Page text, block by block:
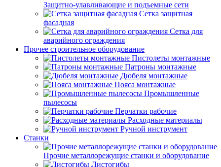
Защитно-улавливающие и подъемные сети
Сетка защитная
фасадная
Сетка для
аварийного ограждения
Прочее строительное оборудование
Пистолеты монтажные
Патроны монтажные
Дюбеля монтажные
Пояса монтажные
Промышленные
пылесосы
Перчатки рабочие
Расходные материалы
Ручной инструмент
Станки
Прочие металлорежущие станки и оборудование
Листогибы